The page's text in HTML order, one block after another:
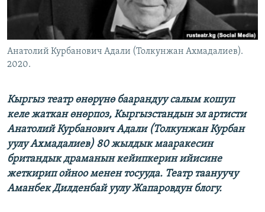
ЭЕ/АРнун бардык сайттары
Анатолий Курбанович Адали (Толкунжан Ахмадалиев).
2020.
Кыргыз театр өнөрүнө баарандуу салым кошуп
келе жаткан өнөрпоз, Кыргызстандын эл артисти
Анатолий Курбанович Адали (Толкунжан Курбан
уулу Ахмадалиев) 80 жылдык мааракесин
британдык драманын кейипкерин ийисине
жеткирип ойноо менен тосууда. Театр таануучу
Аманбек Дилденбай уулу Жапаровдун блогу.